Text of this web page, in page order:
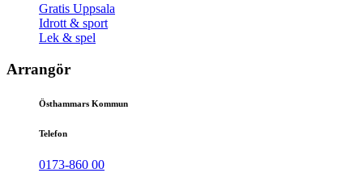
Gratis Uppsala
Idrott & sport
Lek & spel
Arrangör
Östhammars Kommun
Telefon
0173-860 00